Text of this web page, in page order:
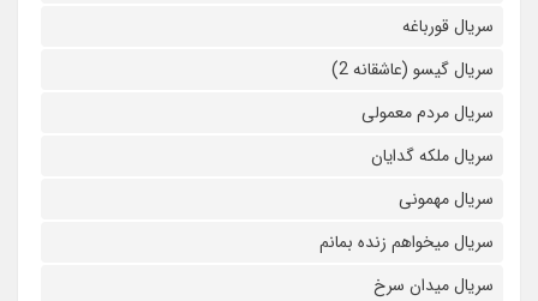
سریال قورباغه
سریال گیسو (عاشقانه 2)
سریال مردم معمولی
سریال ملکه گدایان
سریال مهمونی
سریال میخواهم زنده بمانم
سریال میدان سرخ